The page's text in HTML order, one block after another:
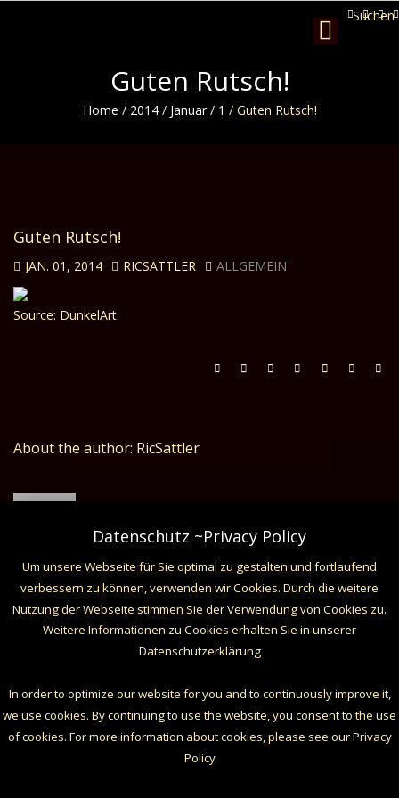
Suchen
Toggle
navigation
Guten Rutsch!
Home / 2014 / Januar / 1 / Guten Rutsch!
Guten Rutsch!
JAN. 01, 2014 RICSATTLER ALLGEMEIN
Source: DunkelArt
About the author: RicSattler
Related Posts
Datenschutz ~Privacy Policy
Um unsere Webseite für Sie optimal zu gestalten und fortlaufend
verbessern zu können, verwenden wir Cookies. Durch die weitere
Nutzung der Webseite stimmen Sie der Verwendung von Cookies zu.
Weitere Informationen zu Cookies erhalten Sie in unserer
Datenschutzerklärung
In order to optimize our website for you and to continuously improve it,
we use cookies. By continuing to use the website, you consent to the use
of cookies. For more information about cookies, please see our Privacy
Policy